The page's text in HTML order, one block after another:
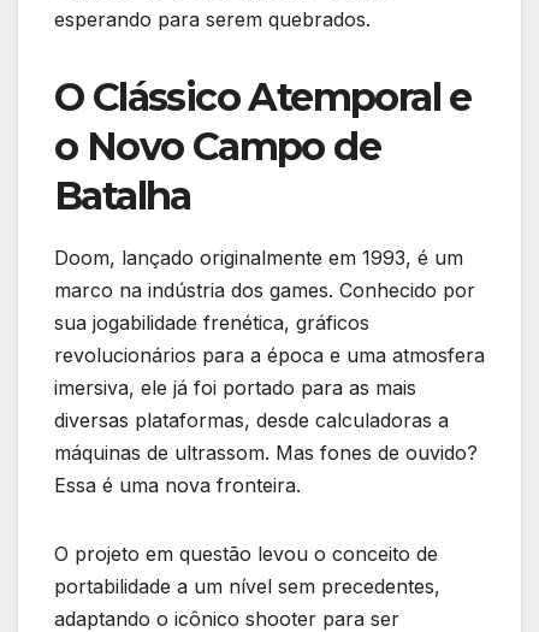
esperando para serem quebrados.
O Clássico Atemporal e
o Novo Campo de
Batalha
Doom, lançado originalmente em 1993, é um
marco na indústria dos games. Conhecido por
sua jogabilidade frenética, gráficos
revolucionários para a época e uma atmosfera
imersiva, ele já foi portado para as mais
diversas plataformas, desde calculadoras a
máquinas de ultrassom. Mas fones de ouvido?
Essa é uma nova fronteira.
O projeto em questão levou o conceito de
portabilidade a um nível sem precedentes,
adaptando o icônico shooter para ser